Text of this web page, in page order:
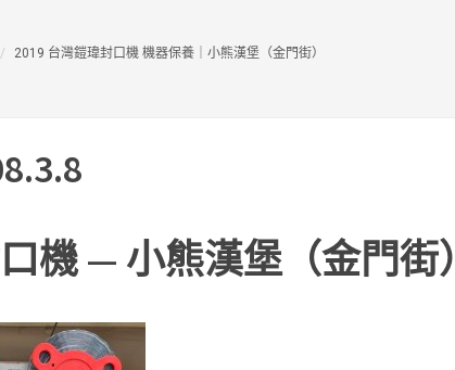
2019 台灣鎧瑋封口機 機器保養｜小熊漢堡（金門街）
機 — 小熊漢堡（金門街）